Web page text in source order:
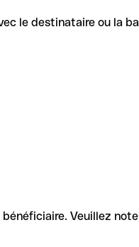
le destinataire ou la
Veuillez